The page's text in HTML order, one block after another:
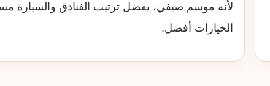
لأنه موسم صيفي، يفضل ترتيب الفنادق والسيارة
الخيارات أفضل.